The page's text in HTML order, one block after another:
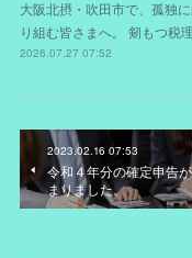
大阪北摂・吹田市で、孤独
り組む皆さまへ。 剱もつ税
2026.07.27 07:52
2023.02.16 07:53
令和４年分の確定申告
まりました。